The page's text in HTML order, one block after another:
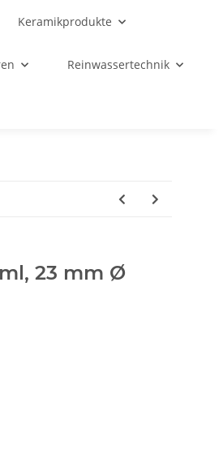
Keramikprodukte
Reinwassertechnik
23 mm Ø